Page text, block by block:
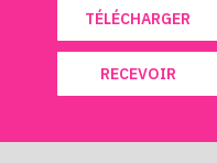
TÉLÉCHARGER
RECEVOIR